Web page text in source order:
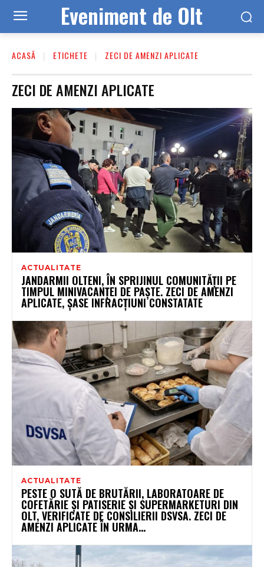
Eveniment de Olt
ACASĂ ETICHETE ZECI DE AMENZI APLICATE
ZECI DE AMENZI APLICATE
ACTUALITATE
JANDARMII OLTENI, ÎN SPRIJINUL COMUNITĂȚII PE
TIMPUL MINIVACANȚEI DE PAȘTE. ZECI DE AMENZI
APLICATE, ȘASE INFRACȚIUNI CONSTATATE
ACTUALITATE
PESTE O SUTĂ DE BRUTĂRII, LABORATOARE DE
COFETĂRIE ȘI PATISERIE ȘI SUPERMARKETURI DIN
OLT, VERIFICATE DE CONSILIERII DSVSA. ZECI DE
AMENZI APLICATE ÎN URMA...